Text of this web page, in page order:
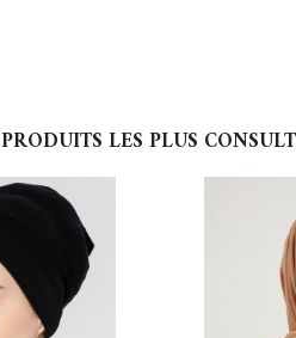
PRODUITS LES PLUS